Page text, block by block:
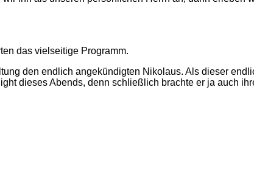
das vielseitige Programm.
den endlich angekündigten Nikolaus. Als dieser
dieses Abends, denn schließlich brachte er ja auch